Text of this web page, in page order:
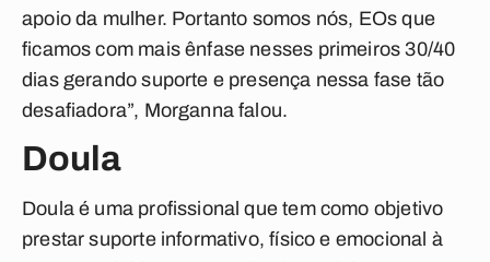
apoio da mulher. Portanto somos nós, EOs que
ficamos com mais ênfase nesses primeiros 30/40
dias gerando suporte e presença nessa fase tão
desafiadora”, Morganna falou.
Doula
Doula é uma profissional que tem como objetivo
prestar suporte informativo, físico e emocional à